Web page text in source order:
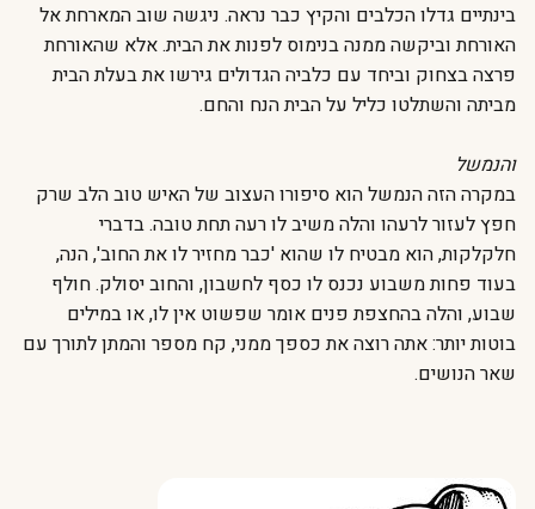
בינתיים גדלו הכלבים והקיץ כבר נראה. ניגשה שוב המארחת אל
האורחת וביקשה ממנה בנימוס לפנות את הבית. אלא שהאורחת
פרצה בצחוק וביחד עם כלביה הגדולים גירשו את בעלת הבית
מביתה והשתלטו כליל על הבית הנח והחם.
והנמשל
במקרה הזה הנמשל הוא סיפורו העצוב של האיש טוב הלב שרק
חפץ לעזור לרעהו והלה משיב לו רעה תחת טובה. בדברי
חלקלקות, הוא מבטיח לו שהוא 'כבר מחזיר לו את החוב', הנה,
בעוד פחות משבוע נכנס לו כסף לחשבון, והחוב יסולק. חולף
שבוע, והלה בהחצפת פנים אומר שפשוט אין לו, או במילים
בוטות יותר: אתה רוצה את כספך ממני, קח מספר והמתן לתורך עם
שאר הנושים.